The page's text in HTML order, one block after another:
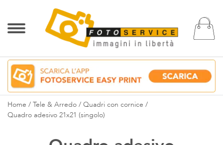
Home Tele & Arredo
Quadri con cornice
Quadro adesivo 21x21 (singolo)